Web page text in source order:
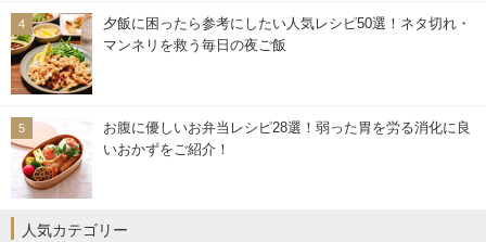
夕飯に困ったら参考にしたい人気レシピ50選！ネタ切れ・
マンネリを救う毎日の夜ご飯
お腹に優しいお弁当レシピ28選！弱った胃を労る消化に良
いおかずをご紹介！
人気カテゴリー